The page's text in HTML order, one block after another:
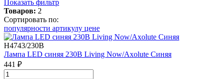
Показать фильтр
Товаров: 2
Сортировать по:
популярности артикулу цене
H4743/230B
Лампа LED синяя 230В Living Now/Axolute Синяя
441 ₽